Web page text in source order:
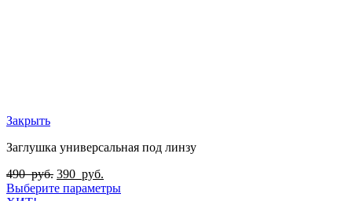
Закрыть
Заглушка универсальная под линзу
490руб. 390 руб.
Выберите параметры